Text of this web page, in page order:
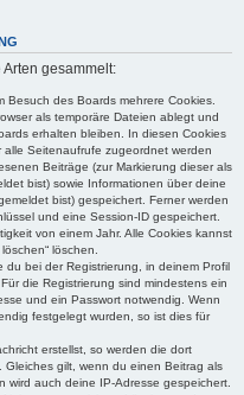
gesammelt:
Besuch des Boards mehrere Cookies.
als temporäre Dateien ablegt und
erhalten bleiben. In diesen Cookies
Seitenaufrufe zugeordnet werden
Beiträge (zur Markierung dieser als
bist) sowie Informationen über deine
bist) gespeichert. Ferner werden
und eine Session-ID gespeichert.
von einem Jahr. Alle Cookies kannst
löschen.
bei der Registrierung, in deinem Profil
die Registrierung sind mindestens ein
und ein Passwort notwendig. Wenn
festgelegt wurden, so ist dies für
erstellst, so werden die dort
gilt, wenn du einen Beitrag als
wird auch deine IP-Adresse gespeichert.